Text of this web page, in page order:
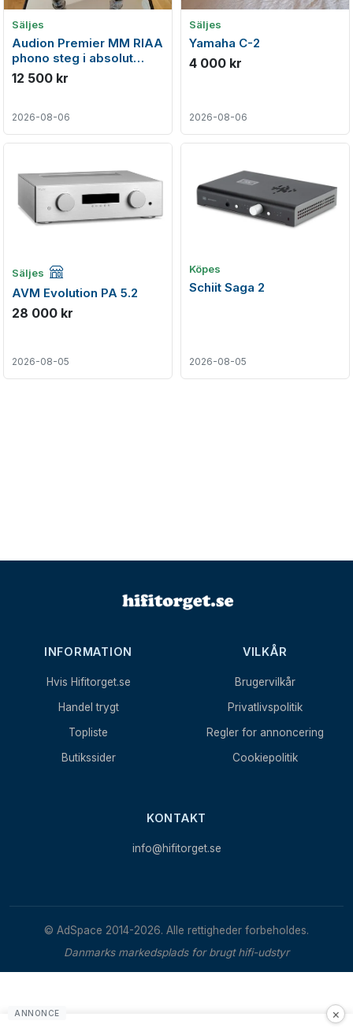
Säljes
Audion Premier MM RIAA
phono steg i absolut
nyskick
12 500 kr
2026-08-06
Säljes
Yamaha C-2
4 000 kr
2026-08-06
Säljes Företagsannons
AVM Evolution PA 5.2
28 000 kr
2026-08-05
Köpes
Schiit Saga 2
2026-08-05
INFORMATION
Hvis Hifitorget.se
Handel trygt
Topliste
Butikssider
VILKÅR
Brugervilkår
Privatlivspolitik
Regler for annoncering
Cookiepolitik
KONTAKT
info@hifitorget.se
© AdSpace 2014-2026. Alle rettigheder forbeholdes.
Danmarks markedsplads for brugt hifi-udstyr
×